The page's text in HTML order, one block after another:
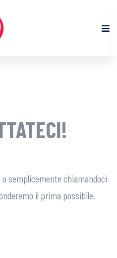
semplicemente chiamandoci
il prima possibile.